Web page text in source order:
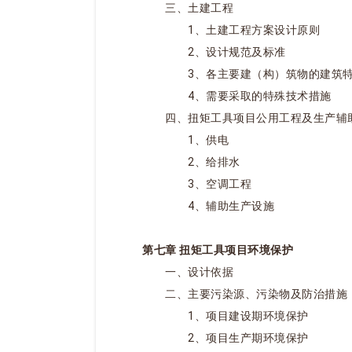
三、土建工程
1、土建工程方案设计原则
2、设计规范及标准
3、各主要建（构）筑物的建筑特
4、需要采取的特殊技术措施
四、扭矩工具项目公用工程及生产辅
1、供电
2、给排水
3、空调工程
4、辅助生产设施
第七章 扭矩工具项目环境保护
一、设计依据
二、主要污染源、污染物及防治措施
1、项目建设期环境保护
2、项目生产期环境保护